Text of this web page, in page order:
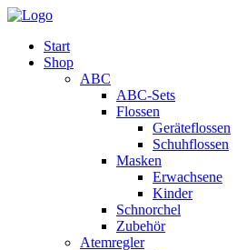
Start
Shop
ABC
ABC-Sets
Flossen
Geräteflossen
Schuhflossen
Masken
Erwachsene
Kinder
Schnorchel
Zubehör
Atemregler